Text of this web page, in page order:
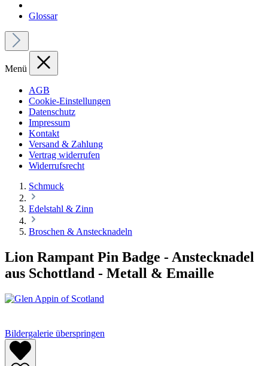
Glossar
Menü
AGB
Cookie-Einstellungen
Datenschutz
Impressum
Kontakt
Versand & Zahlung
Vertrag widerrufen
Widerrufsrecht
Schmuck
Edelstahl & Zinn
Broschen & Anstecknadeln
Lion Rampant Pin Badge - Anstecknadel
aus Schottland - Metall & Emaille
Bildergalerie überspringen